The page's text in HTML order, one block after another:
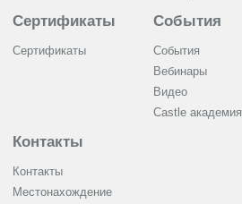
Сертификаты
Сертификаты
События
События
Вебинары
Видео
Castle академия
Контакты
Контакты
Местонахождение